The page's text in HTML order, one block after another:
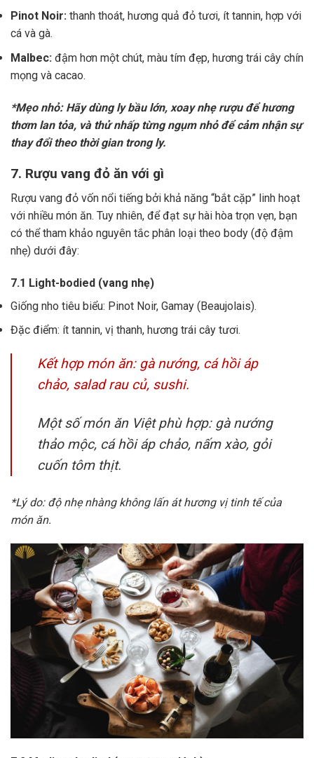
Pinot Noir: thanh thoát, hương quả đỏ tươi, ít tannin, hợp với
cá và gà.
Malbec: đậm hơn một chút, màu tím đẹp, hương trái cây chín
mọng và cacao.
*Mẹo nhỏ: Hãy dùng ly bầu lớn, xoay nhẹ rượu để hương
thơm lan tỏa, và thử nhấp từng ngụm nhỏ để cảm nhận sự
thay đổi theo thời gian trong ly.
7. Rượu vang đỏ ăn với gì
Rượu vang đỏ vốn nổi tiếng bởi khả năng “bắt cặp” linh hoạt
với nhiều món ăn. Tuy nhiên, để đạt sự hài hòa trọn vẹn, bạn
có thể tham khảo nguyên tắc phân loại theo body (độ đậm
nhẹ) dưới đây:
7.1 Light-bodied (vang nhẹ)
Giống nho tiêu biểu: Pinot Noir, Gamay (Beaujolais).
Đặc điểm: ít tannin, vị thanh, hương trái cây tươi.
Kết hợp món ăn: gà nướng, cá hồi áp
chảo, salad rau củ, sushi.
Một số món ăn Việt phù hợp: gà nướng
thảo mộc, cá hồi áp chảo, nấm xào, gỏi
cuốn tôm thịt.
*Lý do: độ nhẹ nhàng không lấn át hương vị tinh tế của
món ăn.